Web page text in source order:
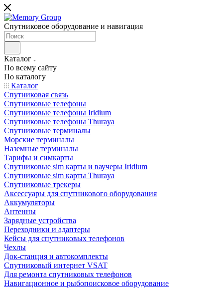
Спутниковое оборудование и навигация
Каталог
По всему сайту
По каталогу
Каталог
Спутниковая связь
Спутниковые телефоны
Спутниковые телефоны Iridium
Спутниковые телефоны Thuraya
Спутниковые терминалы
Морские терминалы
Наземные терминалы
Тарифы и симкарты
Спутниковые sim карты и ваучеры Iridium
Спутниковые sim карты Thuraya
Спутниковые трекеры
Аксессуары для спутникового оборудования
Аккумуляторы
Антенны
Зарядные устройства
Переходники и адаптеры
Кейсы для спутниковых телефонов
Чехлы
Док-станция и автокомплекты
Спутниковый интернет VSAT
Для ремонта спутниковых телефонов
Навигационное и рыбопоисковое оборудование